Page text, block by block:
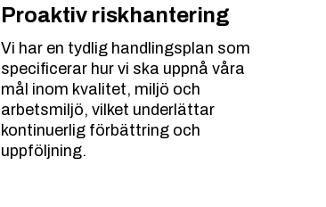
Proaktiv riskhantering
Vi har en tydlig handlingsplan som
specificerar hur vi ska uppnå våra
mål inom kvalitet, miljö och
arbetsmiljö, vilket underlättar
kontinuerlig förbättring och
uppföljning.